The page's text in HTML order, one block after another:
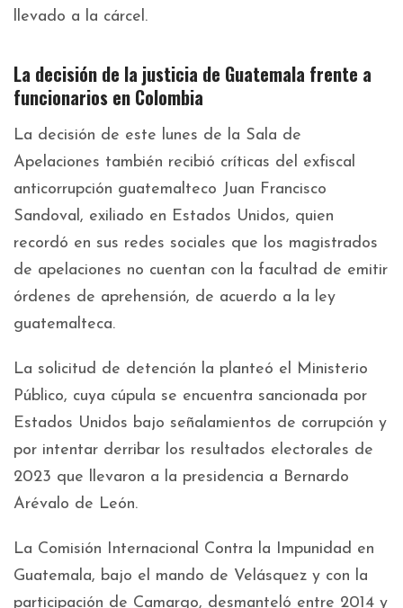
llevado a la cárcel.
La decisión de la justicia de Guatemala frente a
funcionarios en Colombia
La decisión de este lunes de la Sala de
Apelaciones también recibió críticas del exfiscal
anticorrupción guatemalteco Juan Francisco
Sandoval, exiliado en Estados Unidos, quien
recordó en sus redes sociales que los magistrados
de apelaciones no cuentan con la facultad de emitir
órdenes de aprehensión, de acuerdo a la ley
guatemalteca.
La solicitud de detención la planteó el Ministerio
Público, cuya cúpula se encuentra sancionada por
Estados Unidos bajo señalamientos de corrupción y
por intentar derribar los resultados electorales de
2023 que llevaron a la presidencia a Bernardo
Arévalo de León.
La Comisión Internacional Contra la Impunidad en
Guatemala, bajo el mando de Velásquez y con la
participación de Camargo, desmanteló entre 2014 y